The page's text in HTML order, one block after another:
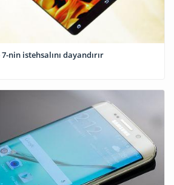
Samsung Galaxy Note 7-nin istehsalını dayandırır